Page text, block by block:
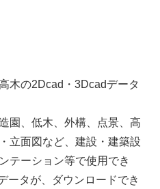
木の2Dcad・3Dcadデータ
園、低木、外構、点景、高
立面図など、建設・建築設
テーション等で使用でき
ータが、ダウンロードでき